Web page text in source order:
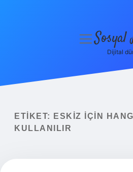
Yasal Uyarı
menüyüSosyal
Dijital
ETIKET:
ESKIZ IÇIN
KULLANILIR